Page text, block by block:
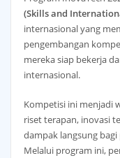
(Skills and
internasional yang
pengembangan
mereka siap bekerja
internasional.
Kompetisi ini menjadi
riset terapan, inovasi
dampak langsung
Melalui program ini,